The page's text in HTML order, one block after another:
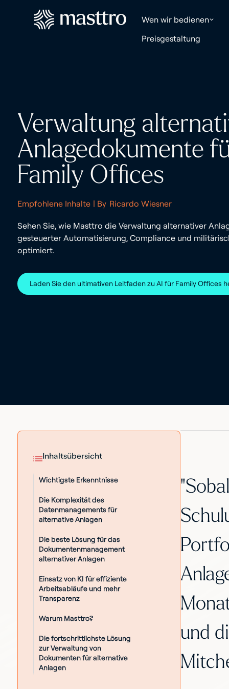
Wen wir bedienen
Preisgestaltung
Verwaltung
Anlagedokumente
Family Offices
Empfohlene Inhalte | By Ricardo Wiesner
Sehen Sie, wie Masttro die Verwaltung alternativer
gesteuerter Automatisierung, Compliance und
optimiert.
Laden Sie den ultimativen Leitfaden zu AI für Family Offices
Inhaltsübersicht
Wichtigste Erkenntnisse
Die Komplexität des
Datenmanagements für
alternative Anlagen
Die beste Lösung für das
Dokumentenmanagement
alternativer Anlagen
Einsatz von KI für effiziente
Arbeitsabläufe und mehr
Transparenz
Warum Masttro?
Die fortschrittlichste Lösung
zur Verwaltung von
Dokumenten für alternative
Anlagen
und